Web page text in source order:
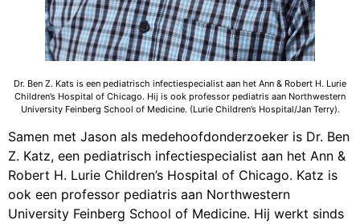
Dr. Ben Z. Kats is een pediatrisch infectiespecialist aan het Ann & Robert H. Lurie
Children’s Hospital of Chicago. Hij is ook professor pediatris aan Northwestern
University Feinberg School of Medicine. (Lurie Children’s Hospital/Jan Terry).
Samen met Jason als medehoofdonderzoeker is Dr. Ben
Z. Katz, een pediatrisch infectiespecialist aan het Ann &
Robert H. Lurie Children’s Hospital of Chicago. Katz is
ook een professor pediatris aan Northwestern
University Feinberg School of Medicine. Hij werkt sinds